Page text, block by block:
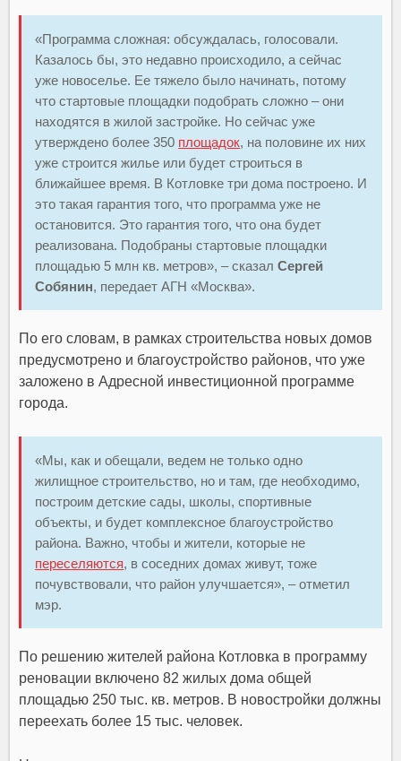
«Программа сложная: обсуждалась, голосовали.
Казалось бы, это недавно происходило, а сейчас
уже новоселье. Ее тяжело было начинать, потому
что стартовые площадки подобрать сложно – они
находятся в жилой застройке. Но сейчас уже
утверждено более 350 площадок, на половине их них
уже строится жилье или будет строиться в
ближайшее время. В Котловке три дома построено. И
это такая гарантия того, что программа уже не
остановится. Это гарантия того, что она будет
реализована. Подобраны стартовые площадки
площадью 5 млн кв. метров», – сказалСергей
Собянин, передает АГН «Москва».
По его словам, в рамках строительства новых домов
предусмотрено и благоустройство районов, что уже
заложено в Адресной инвестиционной программе
города.
«Мы, как и обещали, ведем не только одно
жилищное строительство, но и там, где необходимо,
построим детские сады, школы, спортивные
объекты, и будет комплексное благоустройство
района. Важно, чтобы и жители, которые не
переселяются, в соседних домах живут, тоже
почувствовали, что район улучшается», – отметил
мэр.
По решению жителей района Котловка в программу
реновации включено 82 жилых дома общей
площадью 250 тыс. кв. метров. В новостройки должны
переехать более 15 тыс. человек.